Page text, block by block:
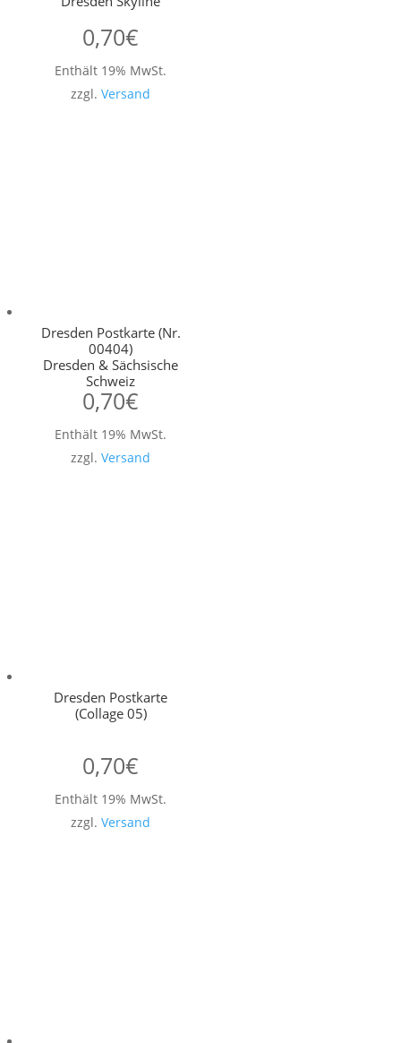
0,70€
Enthält 19% MwSt.
zzgl.Versand
Dresden Postkarte (Nr.
00404)
Dresden & Sächsische
Schweiz
0,70€
Enthält 19% MwSt.
zzgl.Versand
Dresden Postkarte
(Collage 05)
0,70€
Enthält 19% MwSt.
zzgl.Versand